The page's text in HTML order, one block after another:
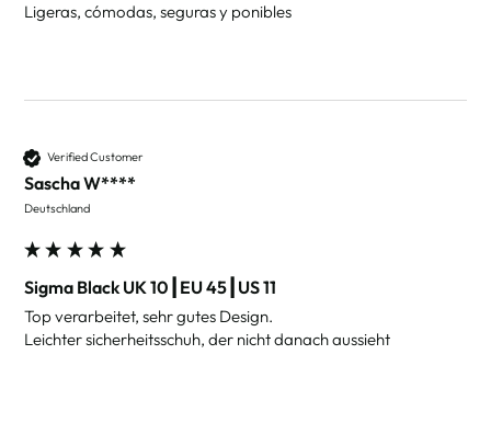
Ligeras, cómodas, seguras y ponibles
Verified Customer
Sascha W****
Deutschland
Sigma Black UK 10┃EU 45┃US 11
Top verarbeitet, sehr gutes Design.
Leichter sicherheitsschuh, der nicht danach aussieht